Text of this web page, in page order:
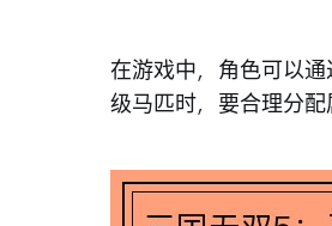
在游戏中，角色可以
级马匹时，要合理分配